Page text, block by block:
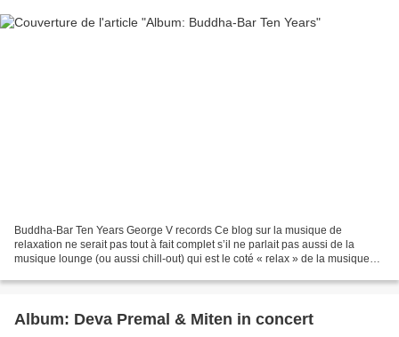
Buddha-Bar Ten Years George V records Ce blog sur la musique de
relaxation ne serait pas tout à fait complet s’il ne parlait pas aussi de la
musique lounge (ou aussi chill-out) qui est le coté « relax » de la musique
Album: Deva Premal & Miten in concert